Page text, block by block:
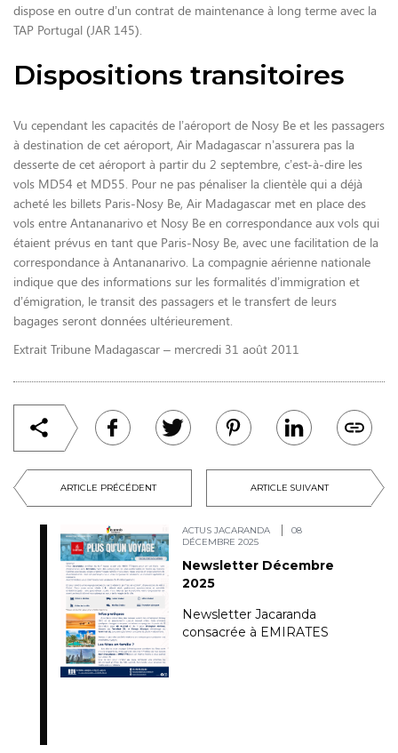
ARTICLE PRÉCÉDENT ARTICLE SUIVANT
ACTUS JACARANDA
08
DÉCEMBRE 2025
Newsletter Décembre
2025
Newsletter Jacaranda
consacrée à EMIRATES
dispose en outre d’un contrat de maintenance à long terme avec la
TAP Portugal (JAR 145).
Dispositions transitoires
Vu cependant les capacités de l’aéroport de Nosy Be et les passagers
à destination de cet aéroport, Air Madagascar n’assurera pas la
desserte de cet aéroport à partir du 2 septembre, c’est-à-dire les
vols MD54 et MD55. Pour ne pas pénaliser la clientèle qui a déjà
acheté les billets Paris-Nosy Be, Air Madagascar met en place des
vols entre Antananarivo et Nosy Be en correspondance aux vols qui
étaient prévus en tant que Paris-Nosy Be, avec une facilitation de la
correspondance à Antananarivo. La compagnie aérienne nationale
indique que des informations sur les formalités d’immigration et
d’émigration, le transit des passagers et le transfert de leurs
bagages seront données ultérieurement.
Extrait Tribune Madagascar – mercredi 31 août 2011